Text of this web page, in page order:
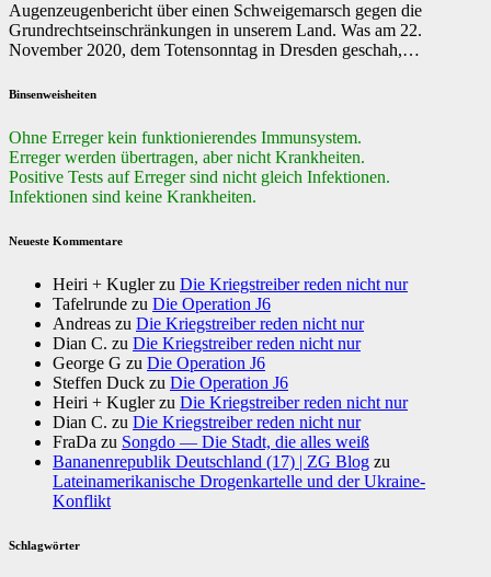
Augenzeugenbericht über einen Schweigemarsch gegen die
Grundrechtseinschränkungen in unserem Land. Was am 22.
November 2020, dem Totensonntag in Dresden geschah,…
Binsenweisheiten
Ohne Erreger kein funktionierendes Immunsystem.
Erreger werden übertragen, aber nicht Krankheiten.
Positive Tests auf Erreger sind nicht gleich Infektionen.
Infektionen sind keine Krankheiten.
Neueste Kommentare
Heiri + Kuglerzu Die Kriegstreiber reden nicht nur
Tafelrunde zu Die Operation J6
Andreas zu Die Kriegstreiber reden nicht nur
Dian C. zu Die Kriegstreiber reden nicht nur
George G zu Die Operation J6
Steffen Duck zu Die Operation J6
Heiri + Kuglerzu Die Kriegstreiber reden nicht nur
Dian C. zu Die Kriegstreiber reden nicht nur
FraDa zu Songdo — Die Stadt, die alles weiß
Bananenrepublik Deutschland (17) | ZG Blog zu
Lateinamerikanische Drogenkartelle und der Ukraine-
Konflikt
Schlagwörter